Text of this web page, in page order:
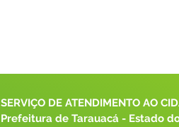
SERVIÇO DE ATENDIMENTO AO
Prefeitura de Tarauacá - Estado